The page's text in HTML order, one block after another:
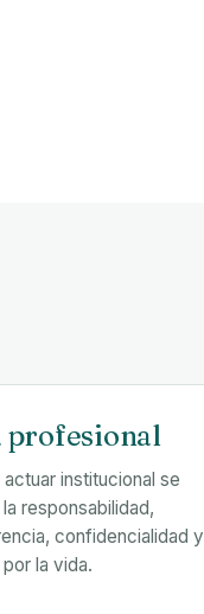
profesional
institucional se
responsabilidad,
confidencialidad y
la vida.